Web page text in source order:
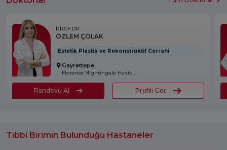
PROF.DR.
ÖZLEM ÇOLAK
Estetik Plastik ve Rekonstrüktif Cerrahi
Gayrettepe
Florence Nightingale Hastanesi
Randevu Al Profili Gör
Tıbbi Birimin Bulunduğu Hastaneler